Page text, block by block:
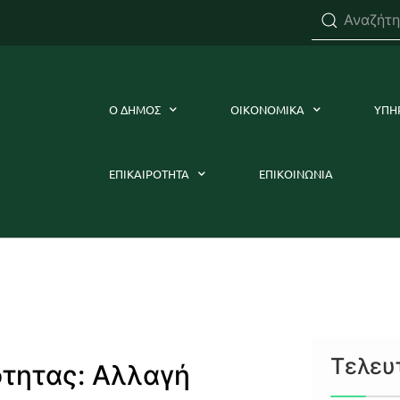
Ο ΔΗΜΟΣ ΟΙΚΟΝΟΜΙΚΑ
ΕΠΙΚΑΙΡΟΤΗΤΑ ΕΠΙΚΟΙΝΩΝΙΑ
Αλλαγή